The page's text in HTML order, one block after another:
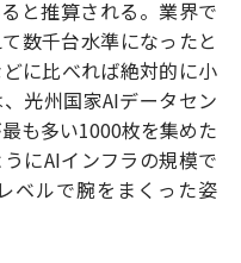
と推算される。業界で
数千台水準になったと
に比べれば絶対的に小
光州国家AIデータセン
も多い1000枚を集めた
にAIインフラの規模で
ベルで腕をまくった姿